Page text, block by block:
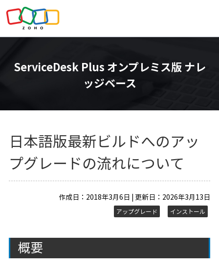
ServiceDesk Plus オンプレミス版 ナレ
ッジベース
日本語版最新ビルドへのアッ
プグレードの流れについて
作成日：2018年3月6日 | 更新日：2026年3月13日
アップグレード インストール
概要